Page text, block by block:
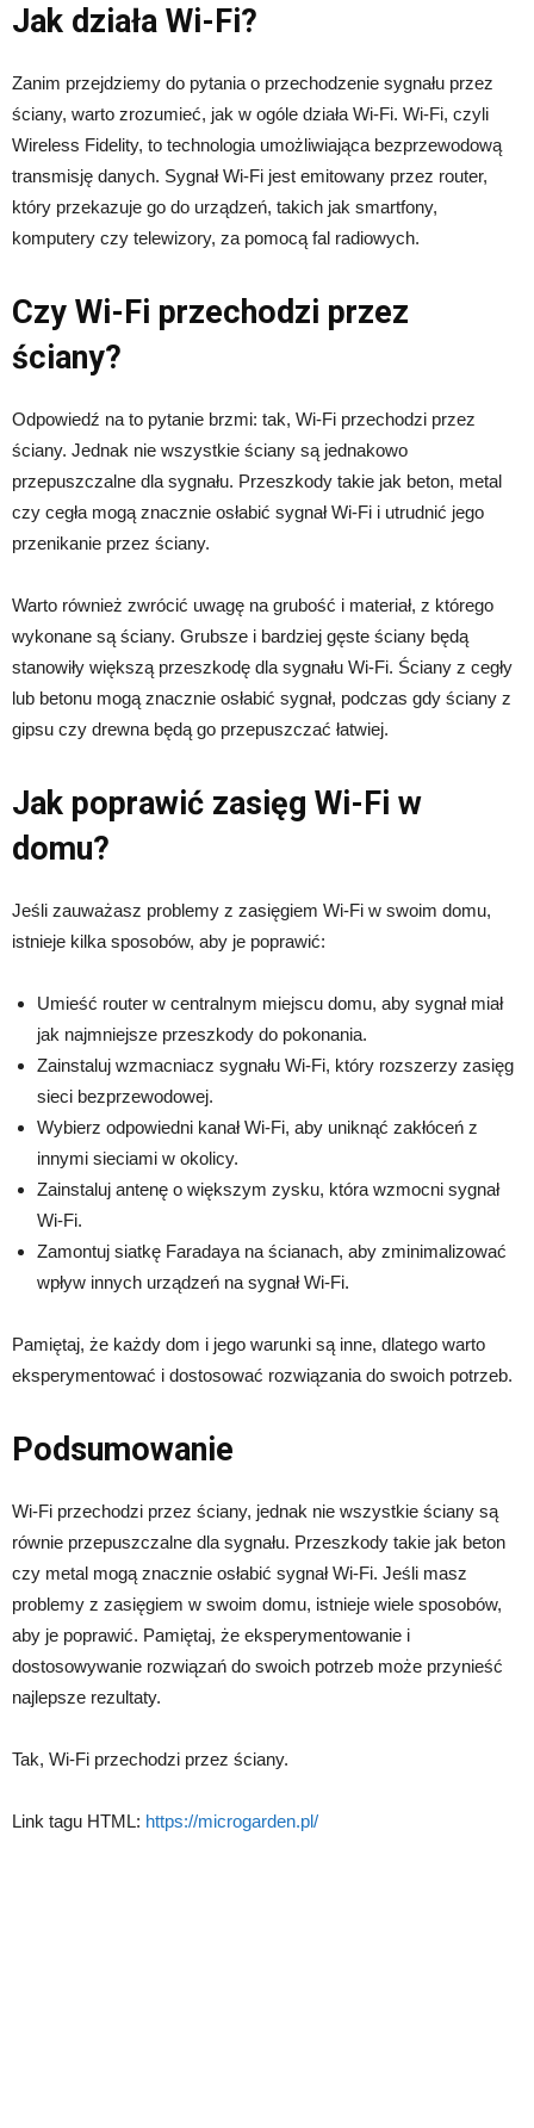
Jak działa Wi-Fi?
Zanim przejdziemy do pytania o przechodzenie sygnału przez
ściany, warto zrozumieć, jak w ogóle działa Wi-Fi. Wi-Fi, czyli
Wireless Fidelity, to technologia umożliwiająca bezprzewodową
transmisję danych. Sygnał Wi-Fi jest emitowany przez router,
który przekazuje go do urządzeń, takich jak smartfony,
komputery czy telewizory, za pomocą fal radiowych.
Czy Wi-Fi przechodzi przez
ściany?
Odpowiedź na to pytanie brzmi: tak, Wi-Fi przechodzi przez
ściany. Jednak nie wszystkie ściany są jednakowo
przepuszczalne dla sygnału. Przeszkody takie jak beton, metal
czy cegła mogą znacznie osłabić sygnał Wi-Fi i utrudnić jego
przenikanie przez ściany.
Warto również zwrócić uwagę na grubość i materiał, z którego
wykonane są ściany. Grubsze i bardziej gęste ściany będą
stanowiły większą przeszkodę dla sygnału Wi-Fi. Ściany z cegły
lub betonu mogą znacznie osłabić sygnał, podczas gdy ściany z
gipsu czy drewna będą go przepuszczać łatwiej.
Jak poprawić zasięg Wi-Fi w
domu?
Jeśli zauważasz problemy z zasięgiem Wi-Fi w swoim domu,
istnieje kilka sposobów, aby je poprawić:
Umieść router w centralnym miejscu domu, aby sygnał miał
jak najmniejsze przeszkody do pokonania.
Zainstaluj wzmacniacz sygnału Wi-Fi, który rozszerzy zasięg
sieci bezprzewodowej.
Wybierz odpowiedni kanał Wi-Fi, aby uniknąć zakłóceń z
innymi sieciami w okolicy.
Zainstaluj antenę o większym zysku, która wzmocni sygnał
Wi-Fi.
Zamontuj siatkę Faradaya na ścianach, aby zminimalizować
wpływ innych urządzeń na sygnał Wi-Fi.
Pamiętaj, że każdy dom i jego warunki są inne, dlatego warto
eksperymentować i dostosować rozwiązania do swoich potrzeb.
Podsumowanie
Wi-Fi przechodzi przez ściany, jednak nie wszystkie ściany są
równie przepuszczalne dla sygnału. Przeszkody takie jak beton
czy metal mogą znacznie osłabić sygnał Wi-Fi. Jeśli masz
problemy z zasięgiem w swoim domu, istnieje wiele sposobów,
aby je poprawić. Pamiętaj, że eksperymentowanie i
dostosowywanie rozwiązań do swoich potrzeb może przynieść
najlepsze rezultaty.
Tak, Wi-Fi przechodzi przez ściany.
Link tagu HTML: https://microgarden.pl/